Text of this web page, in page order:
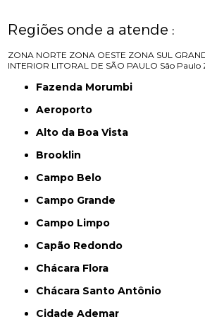
Regiões onde a atende :
ZONA NORTE ZONA OESTE ZONA SUL
INTERIOR LITORAL DE SÃO PAULO São Paulo
Fazenda Morumbi
Aeroporto
Alto da Boa Vista
Brooklin
Campo Belo
Campo Grande
Campo Limpo
Capão Redondo
Chácara Flora
Chácara Santo Antônio
Cidade Ademar